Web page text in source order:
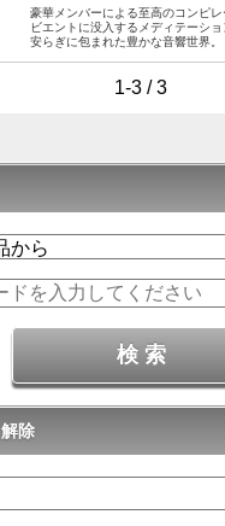
豪華メンバーによる至高のコンピ
ビエントに没入するメディテーシ
安らぎに包まれた豊かな音響世界。
1-3 / 3
除